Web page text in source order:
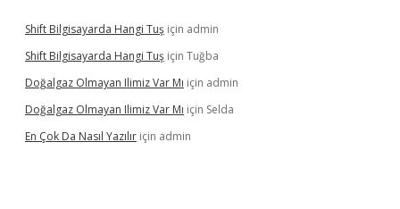
Shift Bilgisayarda Hangi Tuş için admin
Shift Bilgisayarda Hangi Tuş için Tuğba
Doğalgaz Olmayan Ilimiz Var Mı için admin
Doğalgaz Olmayan Ilimiz Var Mı için Selda
En Çok Da Nasıl Yazılır için admin